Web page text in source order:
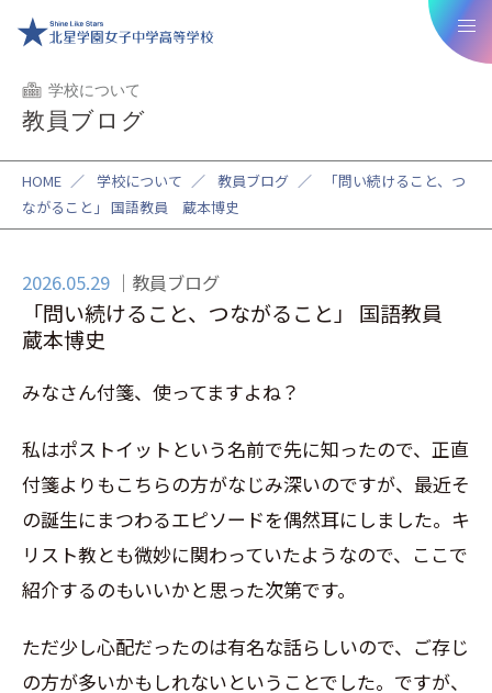
学校について
教員ブログ
HOME ／ 学校について ／ 教員ブログ ／
「問い続けること、つ
ながること」 国語教員 蔵本博史
2026.05.29 教員ブログ
「問い続けること、つながること」 国語教員
蔵本博史
みなさん付箋、使ってますよね？
私はポストイットという名前で先に知ったので、正直
付箋よりもこちらの方がなじみ深いのですが、最近そ
の誕生にまつわるエピソードを偶然耳にしました。キ
リスト教とも微妙に関わっていたようなので、ここで
紹介するのもいいかと思った次第です。
ただ少し心配だったのは有名な話らしいので、ご存じ
の方が多いかもしれないということでした。ですが、